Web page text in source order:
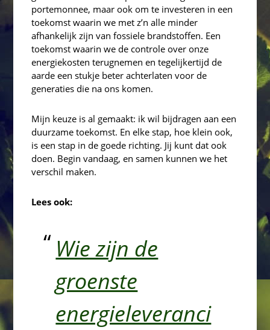
portemonnee, maar ook om te investeren in een
toekomst waarin we met z’n alle minder
afhankelijk zijn van fossiele brandstoffen. Een
toekomst waarin we de controle over onze
energiekosten terugnemen en tegelijkertijd de
aarde een stukje beter achterlaten voor de
generaties die na ons komen.
Mijn keuze is al gemaakt: ik wil bijdragen aan een
duurzame toekomst. En elke stap, hoe klein ook,
is een stap in de goede richting. Jij kunt dat ook
doen. Begin vandaag, en samen kunnen we het
verschil maken.
Lees ook:
Wie zijn de
groenste
energieleveranci